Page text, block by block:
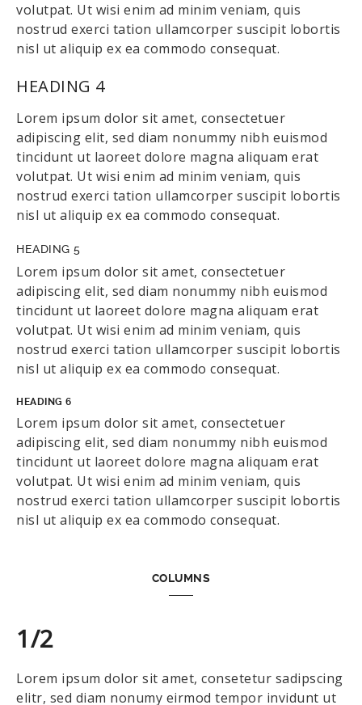
volutpat. Ut wisi enim ad minim veniam, quis
nostrud exerci tation ullamcorper suscipit lobortis
nisl ut aliquip ex ea commodo consequat.
HEADING 4
Lorem ipsum dolor sit amet, consectetuer
adipiscing elit, sed diam nonummy nibh euismod
tincidunt ut laoreet dolore magna aliquam erat
volutpat. Ut wisi enim ad minim veniam, quis
nostrud exerci tation ullamcorper suscipit lobortis
nisl ut aliquip ex ea commodo consequat.
HEADING 5
Lorem ipsum dolor sit amet, consectetuer
adipiscing elit, sed diam nonummy nibh euismod
tincidunt ut laoreet dolore magna aliquam erat
volutpat. Ut wisi enim ad minim veniam, quis
nostrud exerci tation ullamcorper suscipit lobortis
nisl ut aliquip ex ea commodo consequat.
HEADING 6
Lorem ipsum dolor sit amet, consectetuer
adipiscing elit, sed diam nonummy nibh euismod
tincidunt ut laoreet dolore magna aliquam erat
volutpat. Ut wisi enim ad minim veniam, quis
nostrud exerci tation ullamcorper suscipit lobortis
nisl ut aliquip ex ea commodo consequat.
COLUMNS
1/2
Lorem ipsum dolor sit amet, consetetur sadipscing
elitr, sed diam nonumy eirmod tempor invidunt ut